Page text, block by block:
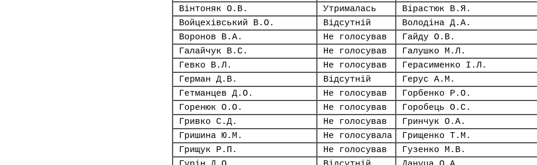
Вінтоняк О.В.
Утрималась Вірастюк В.Я.
Войцехівський В.О.
Відсутній Володіна Д.А.
Воронов В.А.
Не голосував Гайду О.В.
Галайчук В.С.
Не голосував Галушко М.Л.
Гевко В.Л.
Не голосував Герасименко І.Л.
Герман Д.В.
Відсутній Герус А.М.
Гетманцев Д.О.
Не голосував Горбенко Р.О.
Горенюк О.О.
Не голосував Горобець О.С.
Гривко С.Д.
Не голосував Гринчук О.А.
Гришина Ю.М.
Не голосувала Грищенко Т.М.
Грищук Р.П.
Не голосував Гузенко М.В.